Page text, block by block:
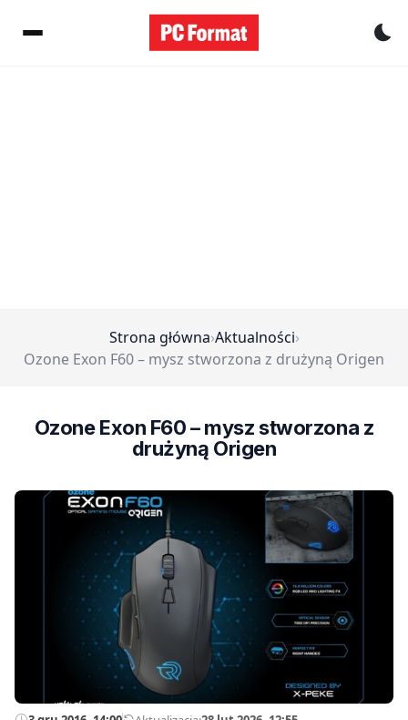
Strona główna›Aktualności›
Ozone Exon F60 – mysz stworzona z drużyną Origen
Ozone Exon F60 – mysz stworzona z
drużyną Origen